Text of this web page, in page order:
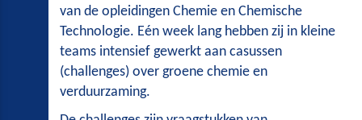
van de opleidingen Chemie en Chemische
Technologie. Eén week lang hebben zij in kleine
teams intensief gewerkt aan casussen
(challenges) over groene chemie en
verduurzaming.